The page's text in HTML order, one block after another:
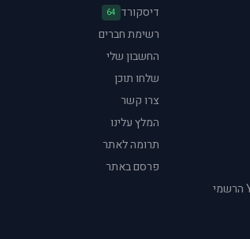
דיסקורד 64
רשימת חברים
החשבון שלי
שלחו תוכן
צרו קשר
המלץ עלינו
תרומה לאתר
פרסם באתר